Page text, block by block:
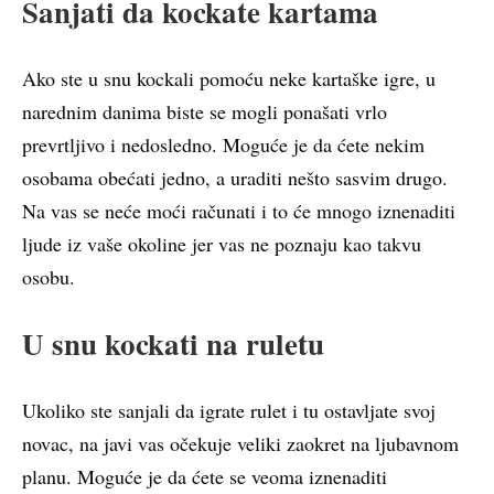
Sanjati da kockate kartama
Ako ste u snu kockali pomoću neke kartaške igre, u
narednim danima biste se mogli ponašati vrlo
prevrtljivo i nedosledno. Moguće je da ćete nekim
osobama obećati jedno, a uraditi nešto sasvim drugo.
Na vas se neće moći računati i to će mnogo iznenaditi
ljude iz vaše okoline jer vas ne poznaju kao takvu
osobu.
U snu kockati na ruletu
Ukoliko ste sanjali da igrate rulet i tu ostavljate svoj
novac, na javi vas očekuje veliki zaokret na ljubavnom
planu. Moguće je da ćete se veoma iznenaditi